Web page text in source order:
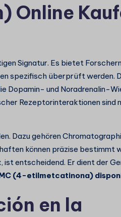
Online
Signatur. Es bietet
spezifisch überprüft werden.
Dopamin- und Noradrenalin-
Rezeptorinteraktionen sind
Dazu gehören
können präzise bestimmt
ist entscheidend. Er dient der
(4-etilmetcatinona)
en la